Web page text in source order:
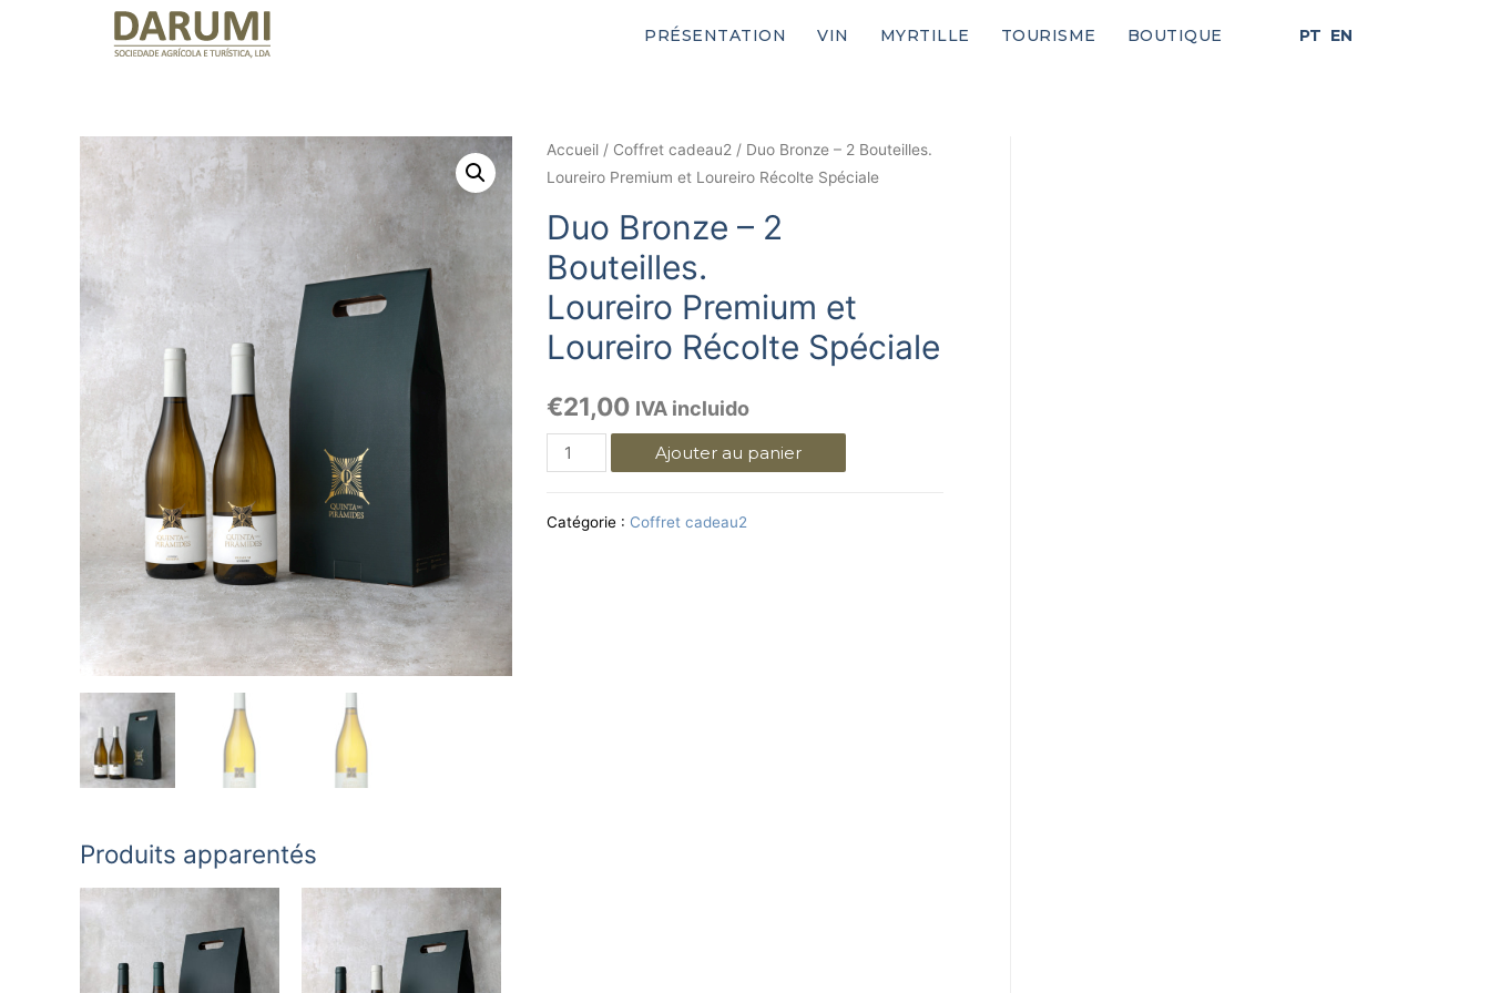
PRÉSENTATION VIN MYRTILLE TOURISME BOUTIQUE PT EN
Accueil/ Coffret cadeau2 / Duo Bronze – 2 Bouteilles.
Loureiro Premium et Loureiro Récolte Spéciale
Duo Bronze – 2
Bouteilles.
Loureiro Premium et
Loureiro Récolte Spéciale
€21,00 IVA incluido
Ajouter au panier
Catégorie : Coffret cadeau2
Produits apparentés